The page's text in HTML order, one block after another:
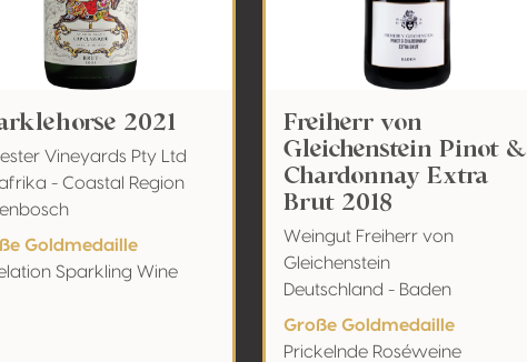
2021
Vineyards Pty Ltd
- Coastal Region
Goldmedaille
Sparkling Wine
Freiherr von
Gleichenstein Pinot &
Chardonnay Extra
Brut 2018
Weingut Freiherr von
Gleichenstein
Deutschland - Baden
Große Goldmedaille
Prickelnde Roséweine